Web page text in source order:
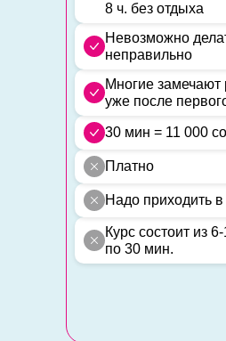
8 ч. без отдыха
Невозможно
неправильно
Многие замечают
уже после
30 мин = 11 000
Платно
Надо приходить в
Курс состоит из
по 30 мин.